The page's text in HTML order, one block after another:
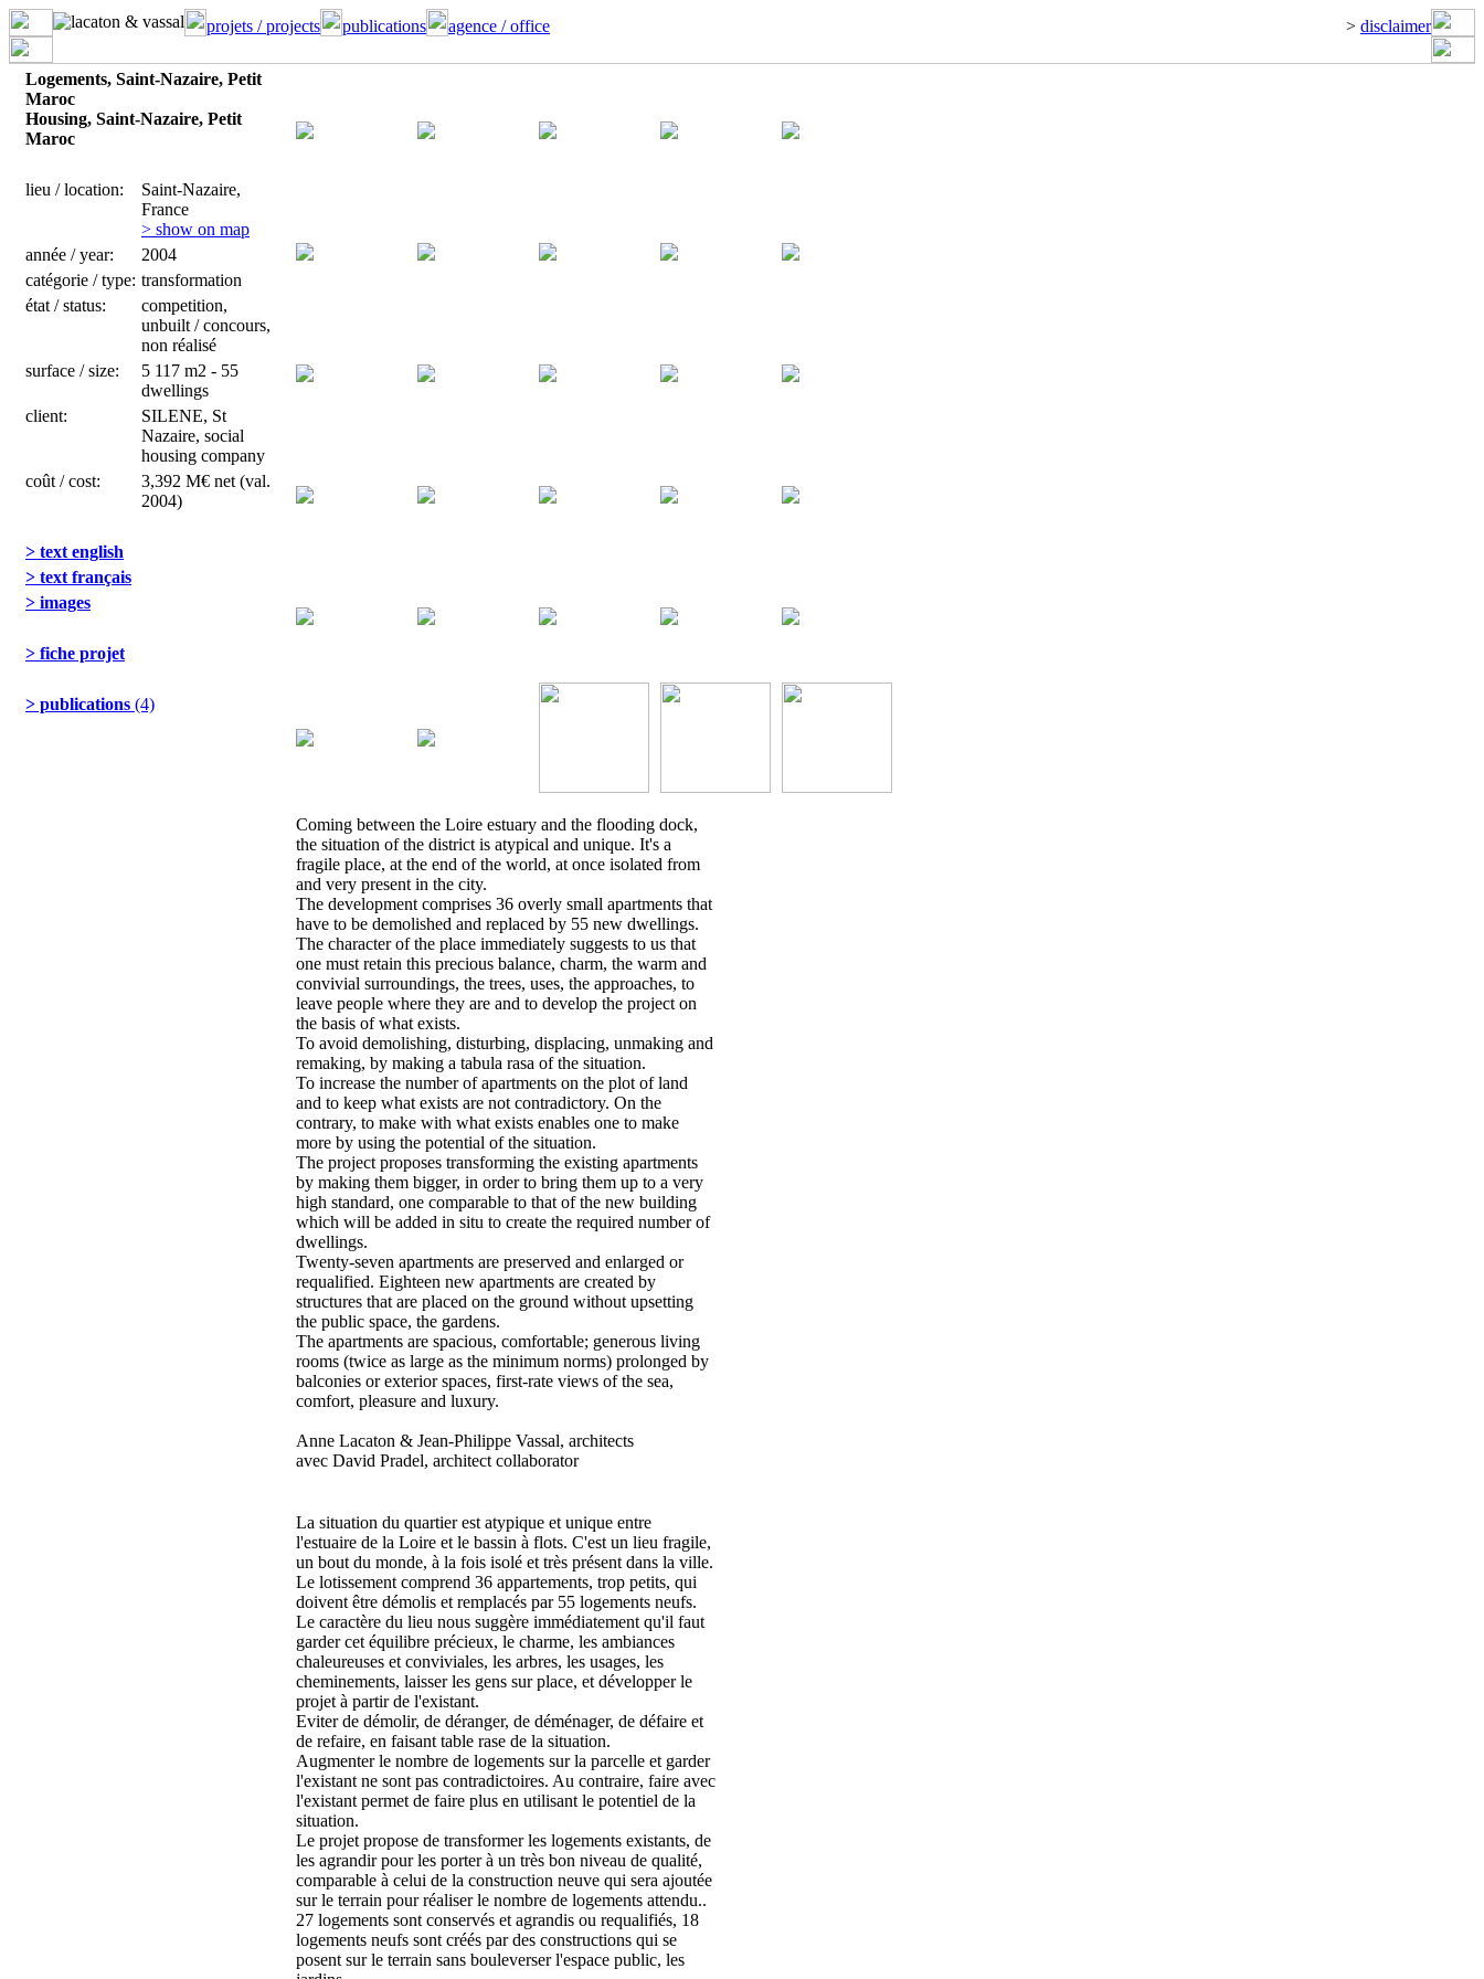
projets / projects publications agence / office > disclaimer
Logements, Saint-Nazaire, Petit
Maroc
Housing, Saint-Nazaire, Petit
Maroc
lieu / location:
Saint-Nazaire,
France
> show on map
année / year:
2004
catégorie / type: transformation
état / status:
competition,
unbuilt / concours,
non réalisé
surface / size:
5 117 m2 - 55
dwellings
client:
SILENE, St
Nazaire, social
housing company
coût / cost:
3,392 M€ net (val.
2004)
> text english
> text français
> images
> fiche projet
> publications (4)
Coming between the Loire estuary and the flooding dock,
the situation of the district is atypical and unique. It's a
fragile place, at the end of the world, at once isolated from
and very present in the city.
The development comprises 36 overly small apartments that
have to be demolished and replaced by 55 new dwellings.
The character of the place immediately suggests to us that
one must retain this precious balance, charm, the warm and
convivial surroundings, the trees, uses, the approaches, to
leave people where they are and to develop the project on
the basis of what exists.
To avoid demolishing, disturbing, displacing, unmaking and
remaking, by making a tabula rasa of the situation.
To increase the number of apartments on the plot of land
and to keep what exists are not contradictory. On the
contrary, to make with what exists enables one to make
more by using the potential of the situation.
The project proposes transforming the existing apartments
by making them bigger, in order to bring them up to a very
high standard, one comparable to that of the new building
which will be added in situ to create the required number of
dwellings.
Twenty-seven apartments are preserved and enlarged or
requalified. Eighteen new apartments are created by
structures that are placed on the ground without upsetting
the public space, the gardens.
The apartments are spacious, comfortable; generous living
rooms (twice as large as the minimum norms) prolonged by
balconies or exterior spaces, first-rate views of the sea,
comfort, pleasure and luxury.
Anne Lacaton & Jean-Philippe Vassal, architects
avec David Pradel, architect collaborator
La situation du quartier est atypique et unique entre
l'estuaire de la Loire et le bassin à flots. C'est un lieu fragile,
un bout du monde, à la fois isolé et très présent dans la ville.
Le lotissement comprend 36 appartements, trop petits, qui
doivent être démolis et remplacés par 55 logements neufs.
Le caractère du lieu nous suggère immédiatement qu'il faut
garder cet équilibre précieux, le charme, les ambiances
chaleureuses et conviviales, les arbres, les usages, les
cheminements, laisser les gens sur place, et développer le
projet à partir de l'existant.
Eviter de démolir, de déranger, de déménager, de défaire et
de refaire, en faisant table rase de la situation.
Augmenter le nombre de logements sur la parcelle et garder
l'existant ne sont pas contradictoires. Au contraire, faire avec
l'existant permet de faire plus en utilisant le potentiel de la
situation.
Le projet propose de transformer les logements existants, de
les agrandir pour les porter à un très bon niveau de qualité,
comparable à celui de la construction neuve qui sera ajoutée
sur le terrain pour réaliser le nombre de logements attendu..
27 logements sont conservés et agrandis ou requalifiés, 18
logements neufs sont créés par des constructions qui se
posent sur le terrain sans bouleverser l'espace public, les